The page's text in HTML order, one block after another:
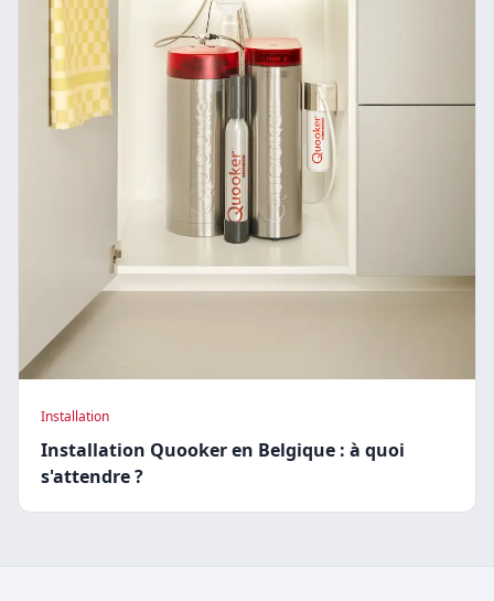
Installation
Installation Quooker en Belgique : à quoi
s'attendre ?